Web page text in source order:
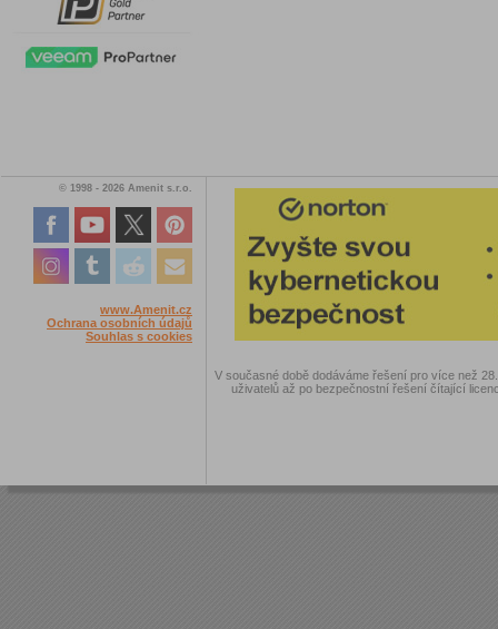
© 1998 - 2026 Amenit s.r.o.
www.Amenit.cz
Ochrana osobních údajů
Souhlas s cookies
V současné době dodáváme řešení pro více než
uživatelů až po bezpečnostní řešení čítající